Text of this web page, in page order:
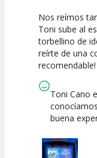
10
Calidad del
Espectáculo
Nos reímos
Toni sube al
torbellino de
reírte de una
recomendable!
Toni Cano
buena